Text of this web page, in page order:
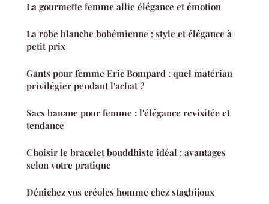
La gourmette femme allie élégance et émotion
La robe blanche bohémienne : style et élégance à
petit prix
Gants pour femme Eric Bompard : quel matériau
privilégier pendant l'achat ?
Sacs banane pour femme : l'élégance revisitée et
tendance
Choisir le bracelet bouddhiste idéal : avantages
selon votre pratique
Dénichez vos créoles homme chez stagbijoux